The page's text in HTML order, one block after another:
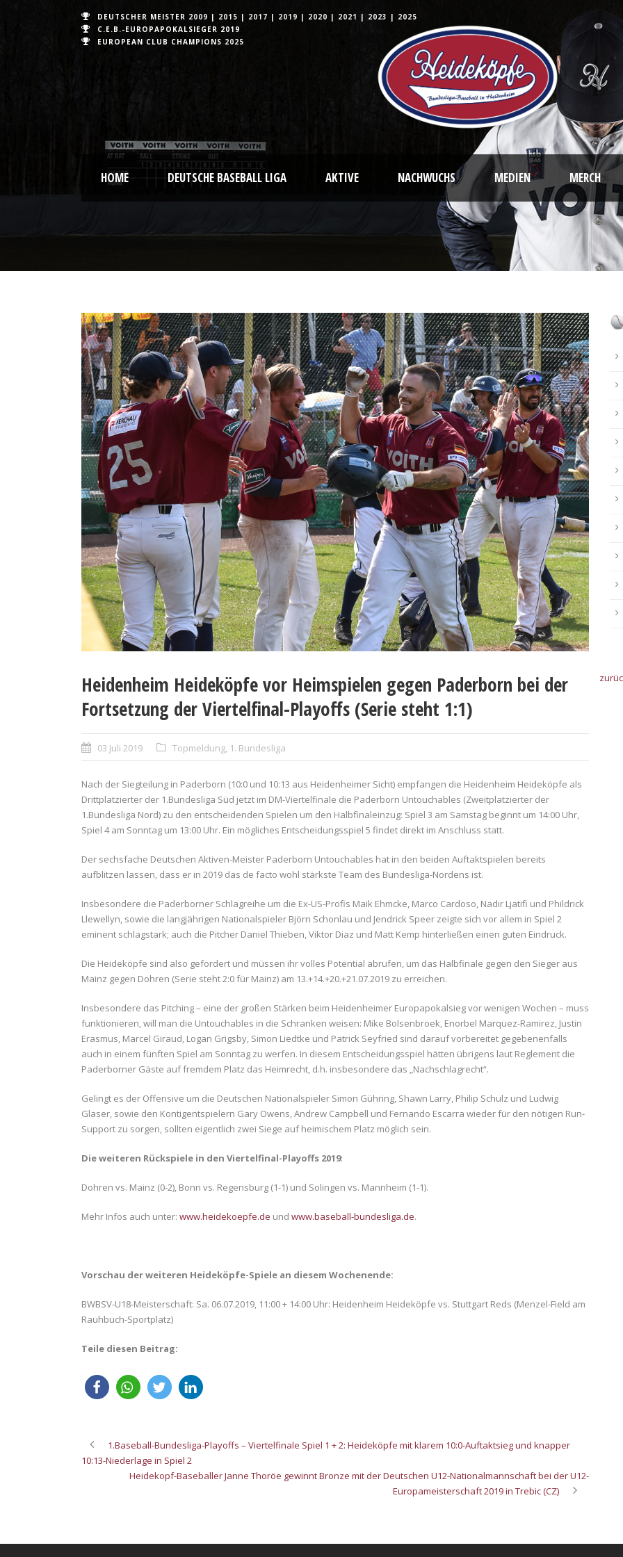
DEUTSCHER MEISTER 2009 | 2015 | 2017 | 2019 | 2020 | 2021 | 2023 | 2025
C.E.B.-EUROPAPOKALSIEGER 2019
EUROPEAN CLUB CHAMPIONS 2025
HOME DEUTSCHE BASEBALL LIGA AKTIVE NACHWUCHS MEDIEN MERCH
Heidenheim Heideköpfe vor Heimspielen gegen Paderborn bei der
Fortsetzung der Viertelfinal-Playoffs (Serie steht 1:1)
03 Juli 2019 Topmeldung, 1. Bundesliga
Nach der Siegteilung in Paderborn (10:0 und 10:13 aus Heidenheimer Sicht) empfangen die Heidenheim Heideköpfe als
Drittplatzierter der 1.Bundesliga Süd jetzt im DM-Viertelfinale die Paderborn Untouchables (Zweitplatzierter der
1.Bundesliga Nord) zu den entscheidenden Spielen um den Halbfinaleinzug: Spiel 3 am Samstag beginnt um 14:00 Uhr,
Spiel 4 am Sonntag um 13:00 Uhr. Ein mögliches Entscheidungsspiel 5 findet direkt im Anschluss statt.
Der sechsfache Deutschen Aktiven-Meister Paderborn Untouchables hat in den beiden Auftaktspielen bereits
aufblitzen lassen, dass er in 2019 das de facto wohl stärkste Team des Bundesliga-Nordens ist.
Insbesondere die Paderborner Schlagreihe um die Ex-US-Profis Maik Ehmcke, Marco Cardoso, Nadir Ljatifi und Phildrick
Llewellyn, sowie die langjährigen Nationalspieler Björn Schonlau und Jendrick Speer zeigte sich vor allem in Spiel 2
eminent schlagstark; auch die Pitcher Daniel Thieben, Viktor Diaz und Matt Kemp hinterließen einen guten Eindruck.
Die Heideköpfe sind also gefordert und müssen ihr volles Potential abrufen, um das Halbfinale gegen den Sieger aus
Mainz gegen Dohren (Serie steht 2:0 für Mainz) am 13.+14.+20.+21.07.2019 zu erreichen.
Insbesondere das Pitching – eine der großen Stärken beim Heidenheimer Europapokalsieg vor wenigen Wochen – muss
funktionieren, will man die Untouchables in die Schranken weisen: Mike Bolsenbroek, Enorbel Marquez-Ramirez, Justin
Erasmus, Marcel Giraud, Logan Grigsby, Simon Liedtke und Patrick Seyfried sind darauf vorbereitet gegebenenfalls
auch in einem fünften Spiel am Sonntag zu werfen. In diesem Entscheidungsspiel hätten übrigens laut Reglement die
Paderborner Gäste auf fremdem Platz das Heimrecht, d.h. insbesondere das „Nachschlagrecht“.
Gelingt es der Offensive um die Deutschen Nationalspieler Simon Gühring, Shawn Larry, Philip Schulz und Ludwig
Glaser, sowie den Kontigentspielern Gary Owens, Andrew Campbell und Fernando Escarra wieder für den nötigen Run-
Support zu sorgen, sollten eigentlich zwei Siege auf heimischem Platz möglich sein.
Die weiteren Rückspiele in den Viertelfinal-Playoffs 2019:
Dohren vs. Mainz (0-2), Bonn vs. Regensburg (1-1) und Solingen vs. Mannheim (1-1).
Mehr Infos auch unter: www.heidekoepfe.de und www.baseball-bundesliga.de.
Vorschau der weiteren Heideköpfe-Spiele an diesem Wochenende:
BWBSV-U18-Meisterschaft: Sa. 06.07.2019, 11:00 + 14:00 Uhr: Heidenheim Heideköpfe vs. Stuttgart Reds (Menzel-Field am
Rauhbuch-Sportplatz)
Teile diesen Beitrag:
1.Baseball-Bundesliga-Playoffs – Viertelfinale Spiel 1 + 2: Heideköpfe mit klarem 10:0-Auftaktsieg und knapper
10:13-Niederlage in Spiel 2
Heidekopf-Baseballer Janne Thoröe gewinnt Bronze mit der Deutschen U12-Nationalmannschaft bei der U12-
Europameisterschaft 2019 in Trebic (CZ)